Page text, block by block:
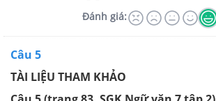
Đánh giá:
Câu 5
TÀI LIỆU THAM KHẢO